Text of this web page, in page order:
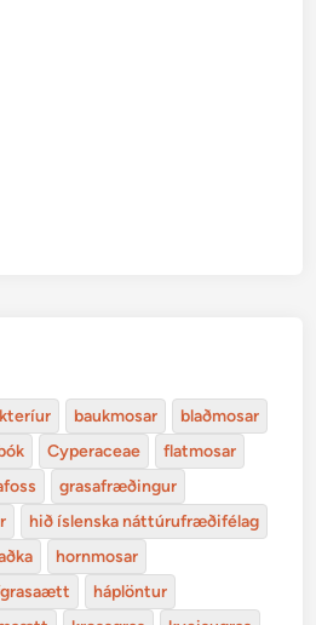
baukmosar
blaðmosar
Cyperaceae
flatmosar
grasafræðingur
hið íslenska náttúrufræðifélag
hornmosar
háplöntur